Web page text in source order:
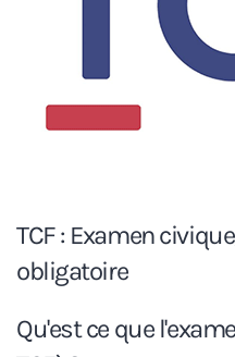
TCF : Examen
obligatoire
Qu'est ce que